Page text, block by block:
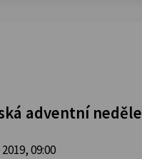
adventní neděle
2019, 09:00